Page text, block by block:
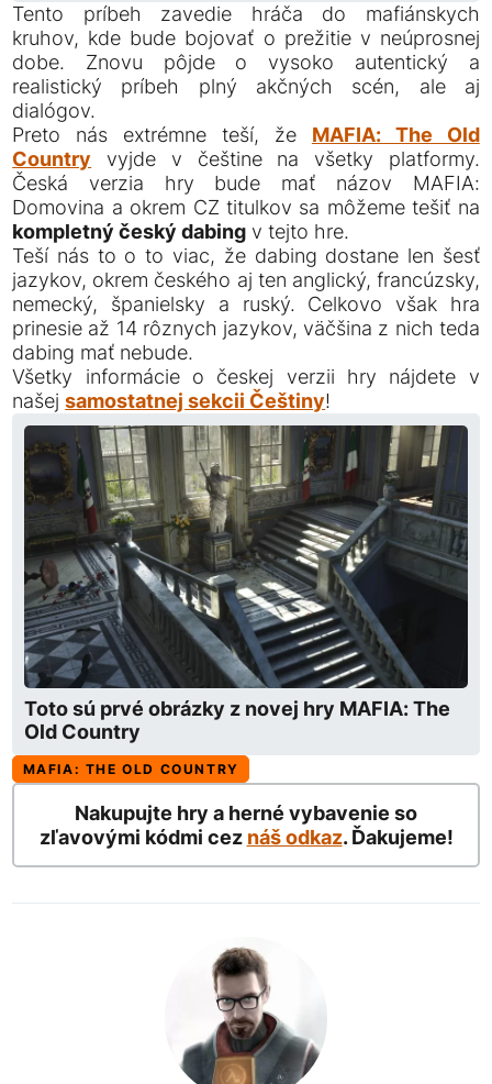
Tento príbeh zavedie hráča do mafiánskych
kruhov, kde bude bojovať o prežitie v neúprosnej
dobe. Znovu pôjde o vysoko autentický a
realistický príbeh plný akčných scén, ale aj
dialógov.
Preto nás extrémne teší, že MAFIA: The Old
Country vyjde v češtine na všetky platformy.
Česká verzia hry bude mať názov MAFIA:
Domovina a okrem CZ titulkov sa môžeme tešiť na
kompletný český dabing v tejto hre.
Teší nás to o to viac, že dabing dostane len šesť
jazykov, okrem českého aj ten anglický, francúzsky,
nemecký, španielsky a ruský. Celkovo však hra
prinesie až 14 rôznych jazykov, väčšina z nich teda
dabing mať nebude.
Všetky informácie o českej verzii hry nájdete v
našejsamostatnej sekcii Češtiny!
Toto sú prvé obrázky z novej hry MAFIA: The
Old Country
MAFIA: THE OLD COUNTRY
Nakupujte hry a herné vybavenie so
zľavovými kódmi cez náš odkaz. Ďakujeme!